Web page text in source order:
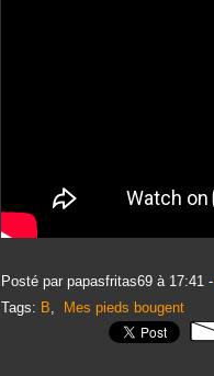
Posté par papasfritas69 à 17:41 -
Tags: B, Mes pieds bougent